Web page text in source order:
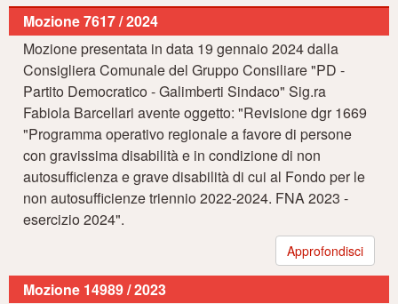
Mozione 7617 / 2024
Mozione presentata in data 19 gennaio 2024 dalla
Consigliera Comunale del Gruppo Consiliare "PD -
Partito Democratico - Galimberti Sindaco" Sig.ra
Fabiola Barcellari avente oggetto: "Revisione dgr 1669
"Programma operativo regionale a favore di persone
con gravissima disabilità e in condizione di non
autosufficienza e grave disabilità di cui al Fondo per le
non autosufficienze triennio 2022-2024. FNA 2023 -
esercizio 2024".
Approfondisci
Mozione 14989 / 2023